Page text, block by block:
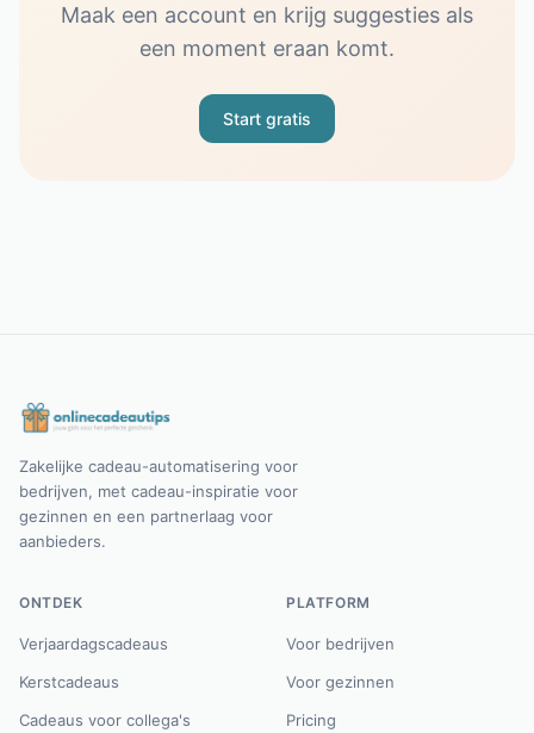
Maak een account en krijg suggesties als
een moment eraan komt.
Start gratis
Zakelijke cadeau-automatisering voor
bedrijven, met cadeau-inspiratie voor
gezinnen en een partnerlaag voor
aanbieders.
ONTDEK
Verjaardagscadeaus
Kerstcadeaus
Cadeaus voor collega's
PLATFORM
Voor bedrijven
Voor gezinnen
Pricing